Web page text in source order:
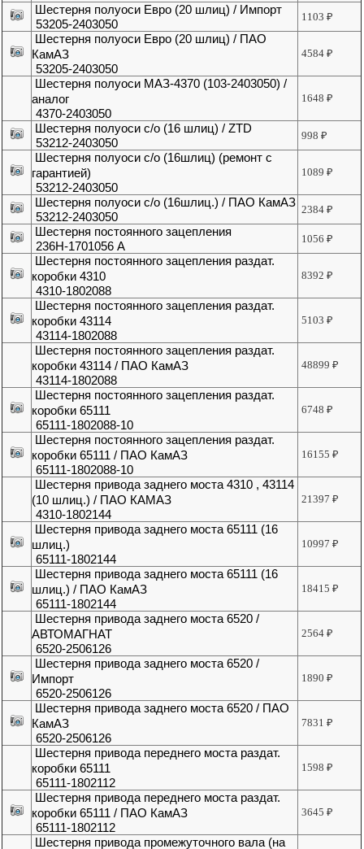
Шестерня полуоси Евро (20 шлиц) / Импорт
53205-2403050
1103₽
Шестерня полуоси Евро (20 шлиц) / ПАО
КамАЗ
53205-2403050
4584₽
Шестерня полуоси МАЗ-4370 (103-2403050) /
аналог
4370-2403050
1648₽
Шестерня полуоси с/о (16 шлиц) / ZTD
53212-2403050
998₽
Шестерня полуоси с/о (16шлиц) (ремонт с
гарантией)
53212-2403050
1089₽
Шестерня полуоси с/о (16шлиц.) / ПАО КамАЗ
53212-2403050
2384₽
Шестерня постоянного зацепления
236Н-1701056 А
1056₽
Шестерня постоянного зацепления раздат.
коробки 4310
4310-1802088
8392₽
Шестерня постоянного зацепления раздат.
коробки 43114
43114-1802088
5103₽
Шестерня постоянного зацепления раздат.
коробки 43114 / ПАО КамАЗ
43114-1802088
48899₽
Шестерня постоянного зацепления раздат.
коробки 65111
65111-1802088-10
6748₽
Шестерня постоянного зацепления раздат.
коробки 65111 / ПАО КамАЗ
65111-1802088-10
16155₽
Шестерня привода заднего моста 4310 , 43114
(10 шлиц.) / ПАО КАМАЗ
4310-1802144
21397₽
Шестерня привода заднего моста 65111 (16
шлиц.)
65111-1802144
10997₽
Шестерня привода заднего моста 65111 (16
шлиц.) / ПАО КамАЗ
65111-1802144
18415₽
Шестерня привода заднего моста 6520 /
АВТОМАГНАТ
6520-2506126
2564₽
Шестерня привода заднего моста 6520 /
Импорт
6520-2506126
1890₽
Шестерня привода заднего моста 6520 / ПАО
КамАЗ
6520-2506126
7831₽
Шестерня привода переднего моста раздат.
коробки 65111
65111-1802112
1598₽
Шестерня привода переднего моста раздат.
коробки 65111 / ПАО КамАЗ
65111-1802112
3645₽
Шестерня привода промежуточного вала (на